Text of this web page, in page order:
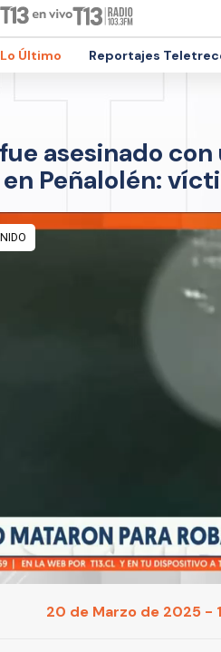
Lo Último Reportajes
asesinado
Peñalolén:
20 de Marzo de 2025 -